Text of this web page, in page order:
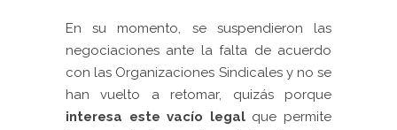
En su momento, se suspendieron las
negociaciones ante la falta de acuerdo
con las Organizaciones Sindicales y no se
han vuelto a retomar, quizás porque
interesa este vacío legal que permite